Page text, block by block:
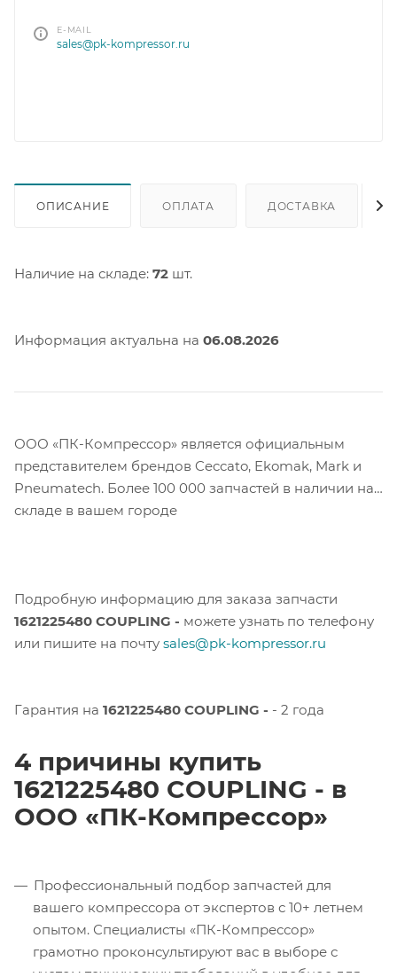
E-MAIL
sales@pk-kompressor.ru
ОПИСАНИЕ ОПЛАТА ДОСТАВКА
Наличие на складе: 72 шт.
Информация актуальна на 06.08.2026
ООО «ПК-Компрессор» является официальным
представителем брендов Ceccato, Ekomak, Mark и
Pneumatech. Более 100 000 запчастей в наличии на
складе в вашем городе
Подробную информацию для заказа запчасти
1621225480 COUPLING - можете узнать по телефону
или пишите на почту sales@pk-kompressor.ru
Гарантия на 1621225480 COUPLING - - 2 года
4 причины купить
1621225480 COUPLING - в
ООО «ПК-Компрессор»
Профессиональный подбор запчастей для
вашего компрессора от экспертов с 10+ летнем
опытом. Специалисты «ПК-Компрессор»
грамотно проконсультируют вас в выборе с